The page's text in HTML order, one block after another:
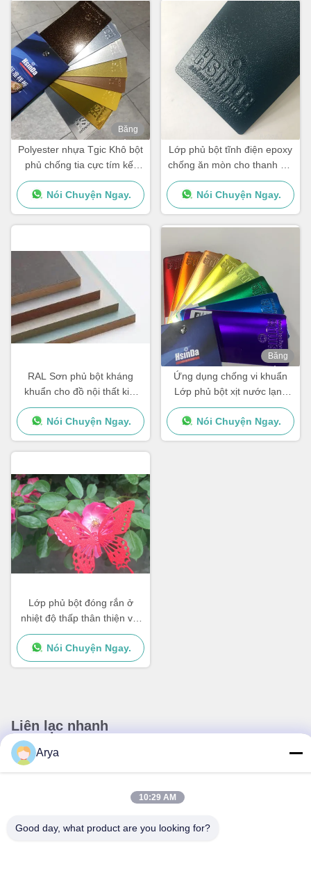
Băng
Polyester nhựa Tgic Khô bột
phủ chống tia cực tím kết
cấu nhiệt cao
Nói Chuyện Ngay.
Lớp phủ bột tĩnh điện epoxy
chống ăn mòn cho thanh cốt
thép
Nói Chuyện Ngay.
RAL Sơn phủ bột kháng
khuẩn cho đồ nội thất kim
loại và MDF
Nói Chuyện Ngay.
Băng
hình
Ứng dụng chống vi khuẩn
Lớp phủ bột xịt nước lạnh
chất lượng thực phẩm
Kháng mồ hôi
Nói Chuyện Ngay.
Lớp phủ bột đóng rắn ở
nhiệt độ thấp thân thiện với
môi trường Khả năng chống
ăn mòn muối
Nói Chuyện Ngay.
Liên lạc nhanh
Địa chỉ
nghiệp Hiện đại, Pixian,Chengdu, Sichuan, Trung Quốc
Arya
10:29 AM
Good day, what product are you looking for?